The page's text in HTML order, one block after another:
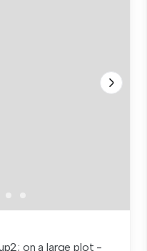
on a large plot -